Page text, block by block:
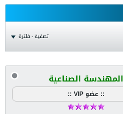
تصفية - فلترة
المهندسة الصناعية
:: عضو VIP ::